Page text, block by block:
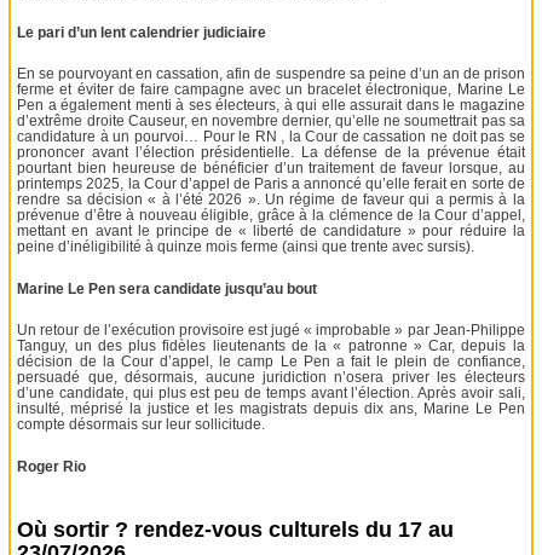
Le pari d’un lent calendrier judiciaire
En se pourvoyant en cassation, afin de suspendre sa peine d’un an de prison
ferme et éviter de faire campagne avec un bracelet électronique, Marine Le
Pen a également menti à ses électeurs, à qui elle assurait dans le magazine
d’extrême droite Causeur, en novembre dernier, qu’elle ne soumettrait pas sa
candidature à un pourvoi… Pour le RN , la Cour de cassation ne doit pas se
prononcer avant l’élection présidentielle. La défense de la prévenue était
pourtant bien heureuse de bénéficier d’un traitement de faveur lorsque, au
printemps 2025, la Cour d’appel de Paris a annoncé qu’elle ferait en sorte de
rendre sa décision « à l’été 2026 ». Un régime de faveur qui a permis à la
prévenue d’être à nouveau éligible, grâce à la clémence de la Cour d’appel,
mettant en avant le principe de « liberté de candidature » pour réduire la
peine d’inéligibilité à quinze mois ferme (ainsi que trente avec sursis).
Marine Le Pen sera candidate jusqu’au bout
Un retour de l’exécution provisoire est jugé « improbable » par Jean-Philippe
Tanguy, un des plus fidèles lieutenants de la « patronne » Car, depuis la
décision de la Cour d’appel, le camp Le Pen a fait le plein de confiance,
persuadé que, désormais, aucune juridiction n’osera priver les électeurs
d’une candidate, qui plus est peu de temps avant l’élection. Après avoir sali,
insulté, méprisé la justice et les magistrats depuis dix ans, Marine Le Pen
compte désormais sur leur sollicitude.
Roger Rio
Où sortir ? rendez-vous culturels du 17 au